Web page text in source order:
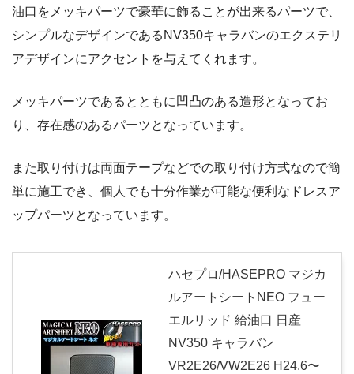
油口をメッキパーツで豪華に飾ることが出来るパーツで、
シンプルなデザインであるNV350キャラバンのエクステリ
アデザインにアクセントを与えてくれます。
メッキパーツであるとともに凹凸のある造形となってお
り、存在感のあるパーツとなっています。
また取り付けは両面テープなどでの取り付け方式なので簡
単に施工でき、個人でも十分作業が可能な便利なドレスア
ップパーツとなっています。
ハセプロ/HASEPRO マジカ
ルアートシートNEO フュー
エルリッド 給油口 日産
NV350 キャラバン
VR2E26/VW2E26 H24.6〜